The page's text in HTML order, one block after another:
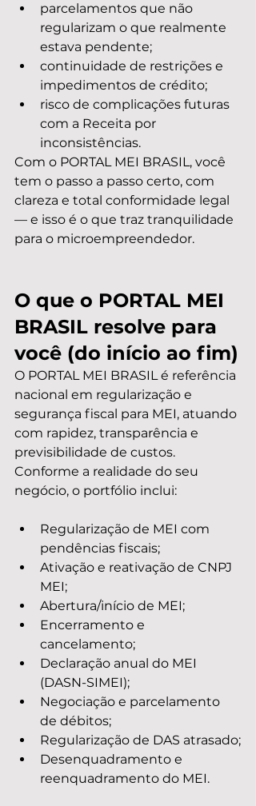
parcelamentos que não
regularizam o que realmente
estava pendente;
continuidade de restrições e
impedimentos de crédito;
risco de complicações futuras
com a Receita por
inconsistências.
Com o PORTAL MEI BRASIL, você
tem o passo a passo certo, com
clareza e total conformidade legal
— e isso é o que traz tranquilidade
para o microempreendedor.
O que o PORTAL MEI
BRASIL resolve para
você (do início ao fim)
O PORTAL MEI BRASIL é referência
nacional em regularização e
segurança fiscal para MEI, atuando
com rapidez, transparência e
previsibilidade de custos.
Conforme a realidade do seu
negócio, o portfólio inclui:
Regularização de MEI com
pendências fiscais;
Ativação e reativação de CNPJ
MEI;
Abertura/início de MEI;
Encerramento e
cancelamento;
Declaração anual do MEI
(DASN-SIMEI);
Negociação e parcelamento
de débitos;
Regularização de DAS atrasado;
Desenquadramento e
reenquadramento do MEI.